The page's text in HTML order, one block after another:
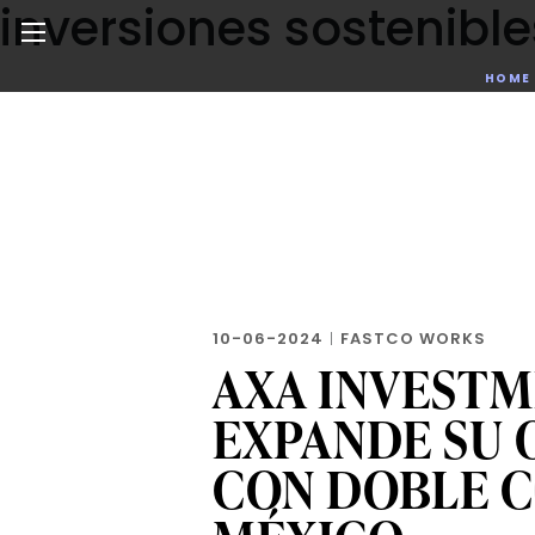
Skip
to
content
Noticias de negocios, innovación, tecnología y HOME
inversiones
10-06-2024 | FASTCO WORKS
AXA
EXPANDE SU
CON DOBLE